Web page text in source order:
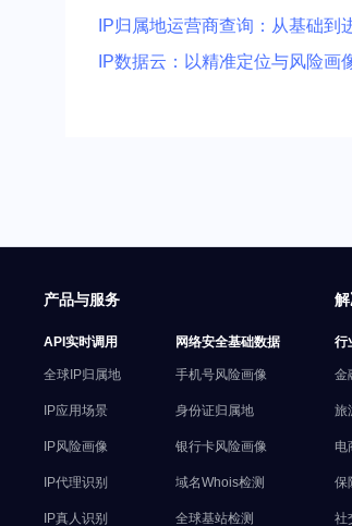
IP归属地运营商查询：从基础到
IP数据云：以精准定位与风险画
产品与服务
API实时调用
全球IP归属地
IP应用场景
IP风险画像
IP代理识别
IP真人识别
网络安全基础数据
手机号风险画像
身份证归属地
银行卡风险画像
域名Whois检测
全球基站检测
行
金
旅
电
保
社